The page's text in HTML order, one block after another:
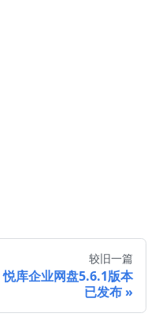
较旧一篇
悦库企业网盘5.6.1版本
已发布